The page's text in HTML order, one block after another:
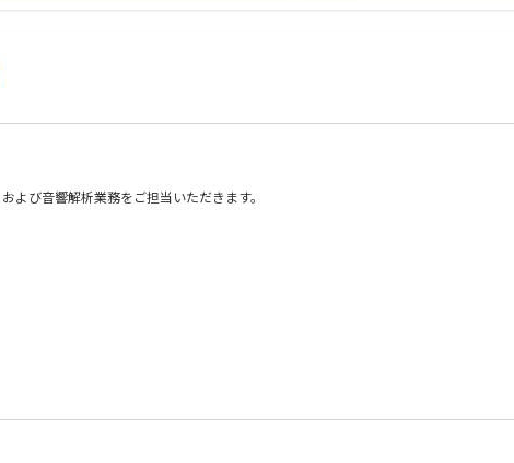
よび音響解析業務をご担当いただきます。
プシェアを誇り、パトカーの回転灯でも圧倒的な実績を持っています。また国内
品が活躍しています。
務のご経験